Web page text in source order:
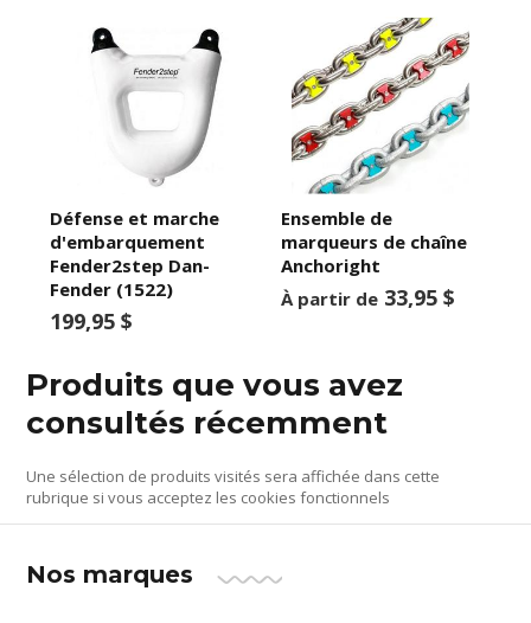
Défense et marche
d'embarquement
Fender2step Dan-
Fender (1522)
199,95 $
Ensemble de
marqueurs de chaîne
Anchoright
À partir de 33,95 $
Produits que vous avez
consultés récemment
Une sélection de produits visités sera affichée dans cette
rubrique si vous acceptez les cookies fonctionnels
Nos marques